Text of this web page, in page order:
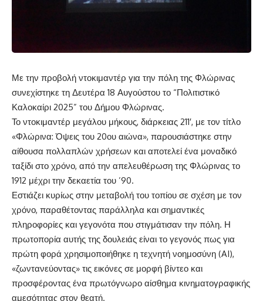
Με την προβολή ντοκιμαντέρ για την πόλη της Φλώρινας
συνεχίστηκε τη Δευτέρα 18 Αυγούστου το “Πολιτιστικό
Καλοκαίρι 2025” του Δήμου Φλώρινας.
Το ντοκιμαντέρ μεγάλου μήκους, διάρκειας 211′, με τον τίτλο
«Φλώρινα: Όψεις του 20ου αιώνα», παρουσιάστηκε στην
αίθουσα πολλαπλών χρήσεων και αποτελεί ένα μοναδικό
ταξίδι στο χρόνο, από την απελευθέρωση της Φλώρινας το
1912 μέχρι την δεκαετία του ’90.
Εστιάζει κυρίως στην μεταβολή του τοπίου σε σχέση με τον
χρόνο, παραθέτοντας παράλληλα και σημαντικές
πληροφορίες και γεγονότα που στιγμάτισαν την πόλη. Η
πρωτοπορία αυτής της δουλειάς είναι το γεγονός πως για
πρώτη φορά χρησιμοποιήθηκε η τεχνητή νοημοσύνη (AI),
«ζωντανεύοντας» τις εικόνες σε μορφή βίντεο και
προσφέροντας ένα πρωτόγνωρο αίσθημα κινηματογραφικής
αμεσότητας στον θεατή.